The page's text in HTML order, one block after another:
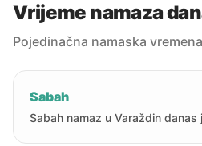
Vrijeme namaza
Pojedinačna namaska
Sabah
Sabah namaz u Varaždin danas